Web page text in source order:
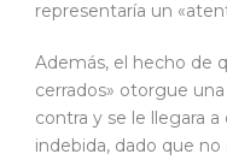
representaría un
Además, el hecho de
cerrados» otorgue
contra y se le llegara
indebida, dado que